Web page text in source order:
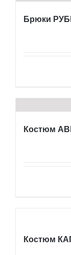
Брюки
Костюм
Костюм